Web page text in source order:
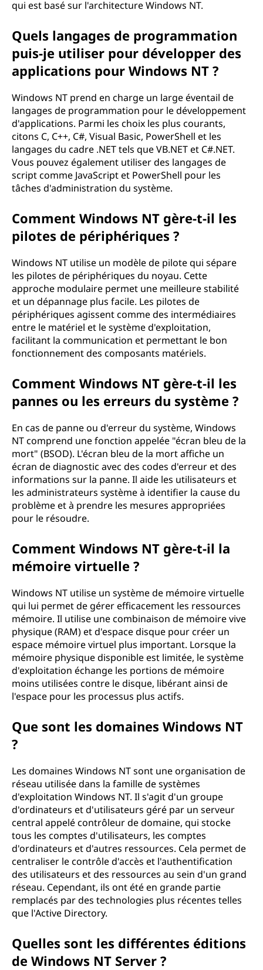
qui est basé sur l'architecture Windows NT.
Quels langages de programmation
puis-je utiliser pour développer des
applications pour Windows NT ?
Windows NT prend en charge un large éventail de
langages de programmation pour le développement
d'applications. Parmi les choix les plus courants,
citons C, C++, C#, Visual Basic, PowerShell et les
langages du cadre .NET tels que VB.NET et C#.NET.
Vous pouvez également utiliser des langages de
script comme JavaScript et PowerShell pour les
tâches d'administration du système.
Comment Windows NT gère-t-il les
pilotes de périphériques ?
Windows NT utilise un modèle de pilote qui sépare
les pilotes de périphériques du noyau. Cette
approche modulaire permet une meilleure stabilité
et un dépannage plus facile. Les pilotes de
périphériques agissent comme des intermédiaires
entre le matériel et le système d'exploitation,
facilitant la communication et permettant le bon
fonctionnement des composants matériels.
Comment Windows NT gère-t-il les
pannes ou les erreurs du système ?
En cas de panne ou d'erreur du système, Windows
NT comprend une fonction appelée "écran bleu de la
mort" (BSOD). L'écran bleu de la mort affiche un
écran de diagnostic avec des codes d'erreur et des
informations sur la panne. Il aide les utilisateurs et
les administrateurs système à identifier la cause du
problème et à prendre les mesures appropriées
pour le résoudre.
Comment Windows NT gère-t-il la
mémoire virtuelle ?
Windows NT utilise un système de mémoire virtuelle
qui lui permet de gérer efficacement les ressources
mémoire. Il utilise une combinaison de mémoire vive
physique (RAM) et d'espace disque pour créer un
espace mémoire virtuel plus important. Lorsque la
mémoire physique disponible est limitée, le système
d'exploitation échange les portions de mémoire
moins utilisées contre le disque, libérant ainsi de
l'espace pour les processus plus actifs.
Que sont les domaines Windows NT
?
Les domaines Windows NT sont une organisation de
réseau utilisée dans la famille de systèmes
d'exploitation Windows NT. Il s'agit d'un groupe
d'ordinateurs et d'utilisateurs géré par un serveur
central appelé contrôleur de domaine, qui stocke
tous les comptes d'utilisateurs, les comptes
d'ordinateurs et d'autres ressources. Cela permet de
centraliser le contrôle d'accès et l'authentification
des utilisateurs et des ressources au sein d'un grand
réseau. Cependant, ils ont été en grande partie
remplacés par des technologies plus récentes telles
que l'Active Directory.
Quelles sont les différentes éditions
de Windows NT Server ?